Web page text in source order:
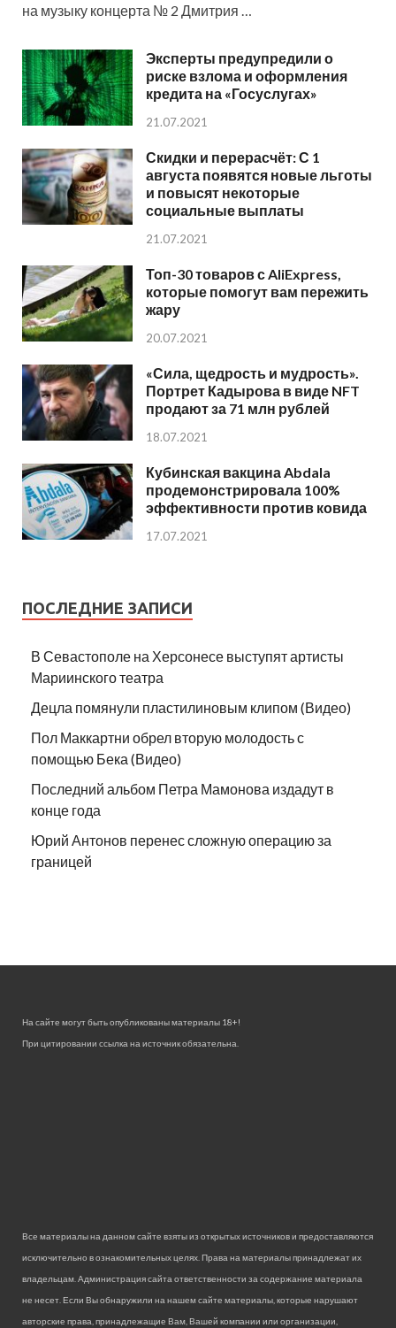
на музыку концерта № 2 Дмитрия …
Эксперты предупредили о
риске взлома и оформления
кредита на «Госуслугах»
21.07.2021
Скидки и перерасчёт: С 1
августа появятся новые льготы
и повысят некоторые
социальные выплаты
21.07.2021
Топ-30 товаров с AliExpress,
которые помогут вам пережить
жару
20.07.2021
«Сила, щедрость и мудрость».
Портрет Кадырова в виде NFT
продают за 71 млн рублей
18.07.2021
Кубинская вакцина Abdala
продемонстрировала 100%
эффективности против ковида
17.07.2021
ПОСЛЕДНИЕ ЗАПИСИ
В Севастополе на Херсонесе выступят артисты
Мариинского театра
Децла помянули пластилиновым клипом (Видео)
Пол Маккартни обрел вторую молодость с
помощью Бека (Видео)
Последний альбом Петра Мамонова издадут в
конце года
Юрий Антонов перенес сложную операцию за
границей
На сайте могут быть опубликованы материалы 18+!
При цитировании ссылка на источник обязательна.
Все материалы на данном сайте взяты из открытых источников и предоставляются
исключительно в ознакомительных целях. Права на материалы принадлежат их
владельцам. Администрация сайта ответственности за содержание материала
не несет. Если Вы обнаружили на нашем сайте материалы, которые нарушают
авторские права, принадлежащие Вам, Вашей компании или организации,